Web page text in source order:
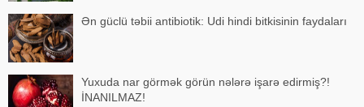
Ən güclü təbii antibiotik: Udi hindi bitkisinin faydaları
Yuxuda nar görmək görün nələrə işarə edirmiş?!
İNANILMAZ!